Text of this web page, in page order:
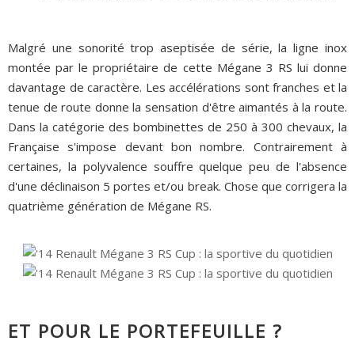
Malgré une sonorité trop aseptisée de série, la ligne inox
montée par le propriétaire de cette Mégane 3 RS lui donne
davantage de caractère. Les accélérations sont franches et la
tenue de route donne la sensation d'être aimantés à la route.
Dans la catégorie des bombinettes de 250 à 300 chevaux, la
Française s'impose devant bon nombre. Contrairement à
certaines, la polyvalence souffre quelque peu de l'absence
d'une déclinaison 5 portes et/ou break. Chose que corrigera la
quatrième génération de Mégane RS.
ET POUR LE PORTEFEUILLE ?